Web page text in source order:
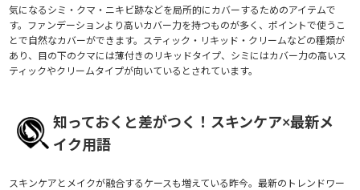
気になるシミ・クマ・ニキビ跡などを局所的にカバーするためのアイテムで
す。ファンデーションより高いカバー力を持つものが多く、ポイントで使うこ
とで自然なカバーができます。スティック・リキッド・クリームなどの種類が
あり、目の下のクマには薄付きのリキッドタイプ、シミにはカバー力の高いス
ティックやクリームタイプが向いているとされています。
知っておくと差がつく！スキンケア×最新メ
イク用語
スキンケアとメイクが融合するケースも増えている昨今。最新のトレンドワー